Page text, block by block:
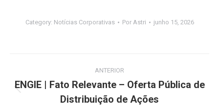
Category: Notícias Corporativas Por Astri junho 15, 2026
de
ANTERIOR
anterior:
ENGIE | Fato Relevante – Oferta Pública de
Distribuição de Ações